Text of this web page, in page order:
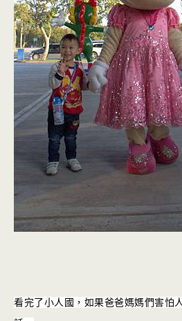
看完了小人國，如果爸爸媽媽們害怕